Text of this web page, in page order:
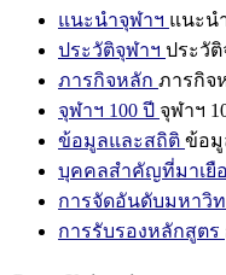
แนะนำจุฬาฯ แนะน
ประวัติจุฬาฯ ประวัติ
ภารกิจหลัก ภารกิจ
จุฬาฯ 100 ปี จุฬาฯ
ข้อมูลและสถิติ ข้อมู
บุคคลสำคัญที่มาเยื
การจัดอันดับมหาวิ
การรับรองหลักสูตร